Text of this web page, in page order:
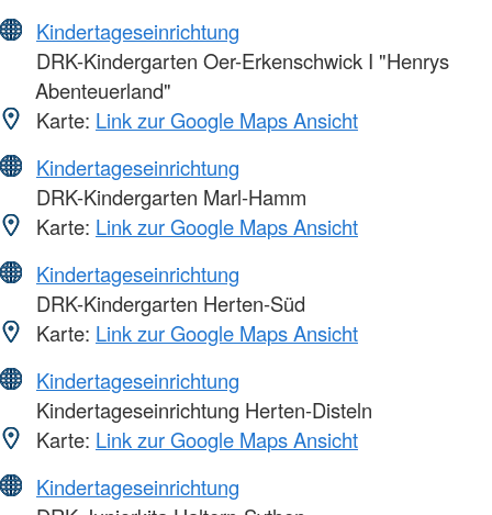
Kindertageseinrichtung
DRK-Kindergarten Oer-Erkenschwick I "Henrys
Abenteuerland"
Karte: Link zur Google Maps Ansicht
Kindertageseinrichtung
DRK-Kindergarten Marl-Hamm
Karte: Link zur Google Maps Ansicht
Kindertageseinrichtung
DRK-Kindergarten Herten-Süd
Karte: Link zur Google Maps Ansicht
Kindertageseinrichtung
Kindertageseinrichtung Herten-Disteln
Karte: Link zur Google Maps Ansicht
Kindertageseinrichtung